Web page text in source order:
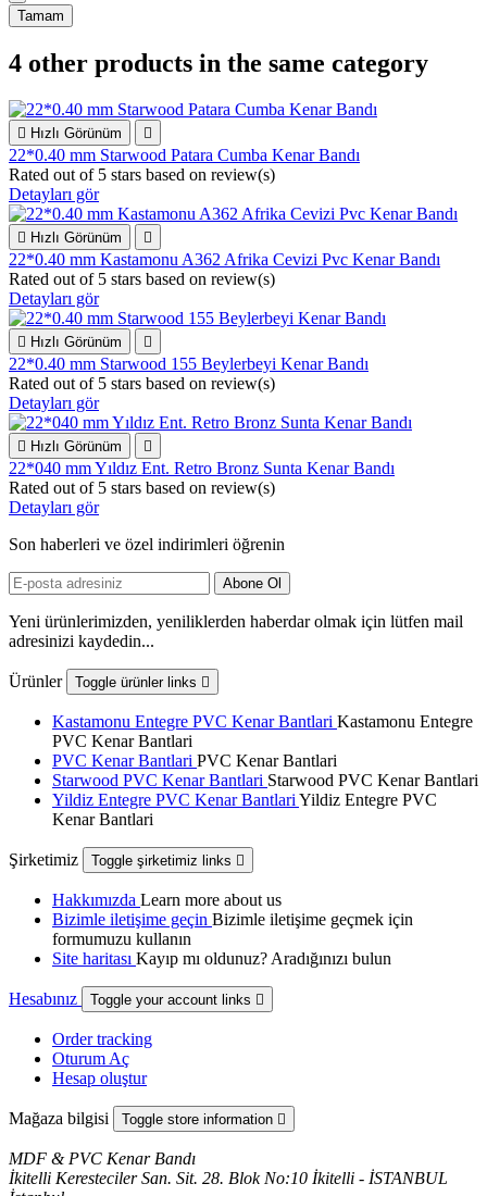
Tamam
4 other products in the same category
 Hızlı Görünüm 
22*0.40 mm Starwood Patara Cumba Kenar Bandı
Rated out of 5 stars based on review(s)
Detayları gör
 Hızlı Görünüm 
22*0.40 mm Kastamonu A362 Afrika Cevizi Pvc Kenar Bandı
Rated out of 5 stars based on review(s)
Detayları gör
 Hızlı Görünüm 
22*0.40 mm Starwood 155 Beylerbeyi Kenar Bandı
Rated out of 5 stars based on review(s)
Detayları gör
 Hızlı Görünüm 
22*040 mm Yıldız Ent. Retro Bronz Sunta Kenar Bandı
Rated out of 5 stars based on review(s)
Detayları gör
Son haberleri ve özel indirimleri öğrenin
Yeni ürünlerimizden, yeniliklerden haberdar olmak için lütfen mail
adresinizi kaydedin...
Ürünler Toggle ürünler links 
Kastamonu Entegre PVC Kenar Bantlari Kastamonu Entegre
PVC Kenar Bantlari
PVC Kenar Bantlari PVC Kenar Bantlari
Starwood PVC Kenar Bantlari Starwood PVC Kenar Bantlari
Yildiz Entegre PVC Kenar Bantlari Yildiz Entegre PVC
Kenar Bantlari
Şirketimiz Toggle şirketimiz links 
Hakkımızda Learn more about us
Bizimle iletişime geçin Bizimle iletişime geçmek için
formumuzu kullanın
Site haritası Kayıp mı oldunuz? Aradığınızı bulun
Hesabınız Toggle your account links 
Order tracking
Oturum Aç
Hesap oluştur
Mağaza bilgisi Toggle store information 
MDF & PVC Kenar Bandı
İkitelli Keresteciler San. Sit. 28. Blok No:10 İkitelli - İSTANBUL